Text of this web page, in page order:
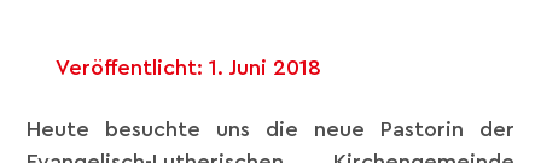
Veröffentlicht: 1. Juni 2018
Heute besuchte uns die neue Pastorin der